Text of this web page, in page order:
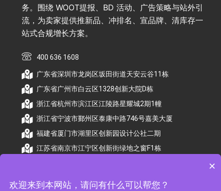
务。围绕 WOOT提报、BD 活动、广告策略与站外引
流，为卖家提供推新品、冲排名、宣品牌、清库存一
站式合规增长方案。
400 636 1608
广东省深圳市龙岗区坂田街道天安云谷11栋
广东省广州市白云区1328创新大院D栋
浙江省杭州市滨江区江陵路星耀城2期1幢
浙江省宁波市鄞州区泰康中路746号嘉美大厦
福建省厦门市湖里区创新园设计公社二期
江苏省南京市江宁区创新街绿地之窗F1栋
×
欢迎来到本网站，请问有什么可以帮您？